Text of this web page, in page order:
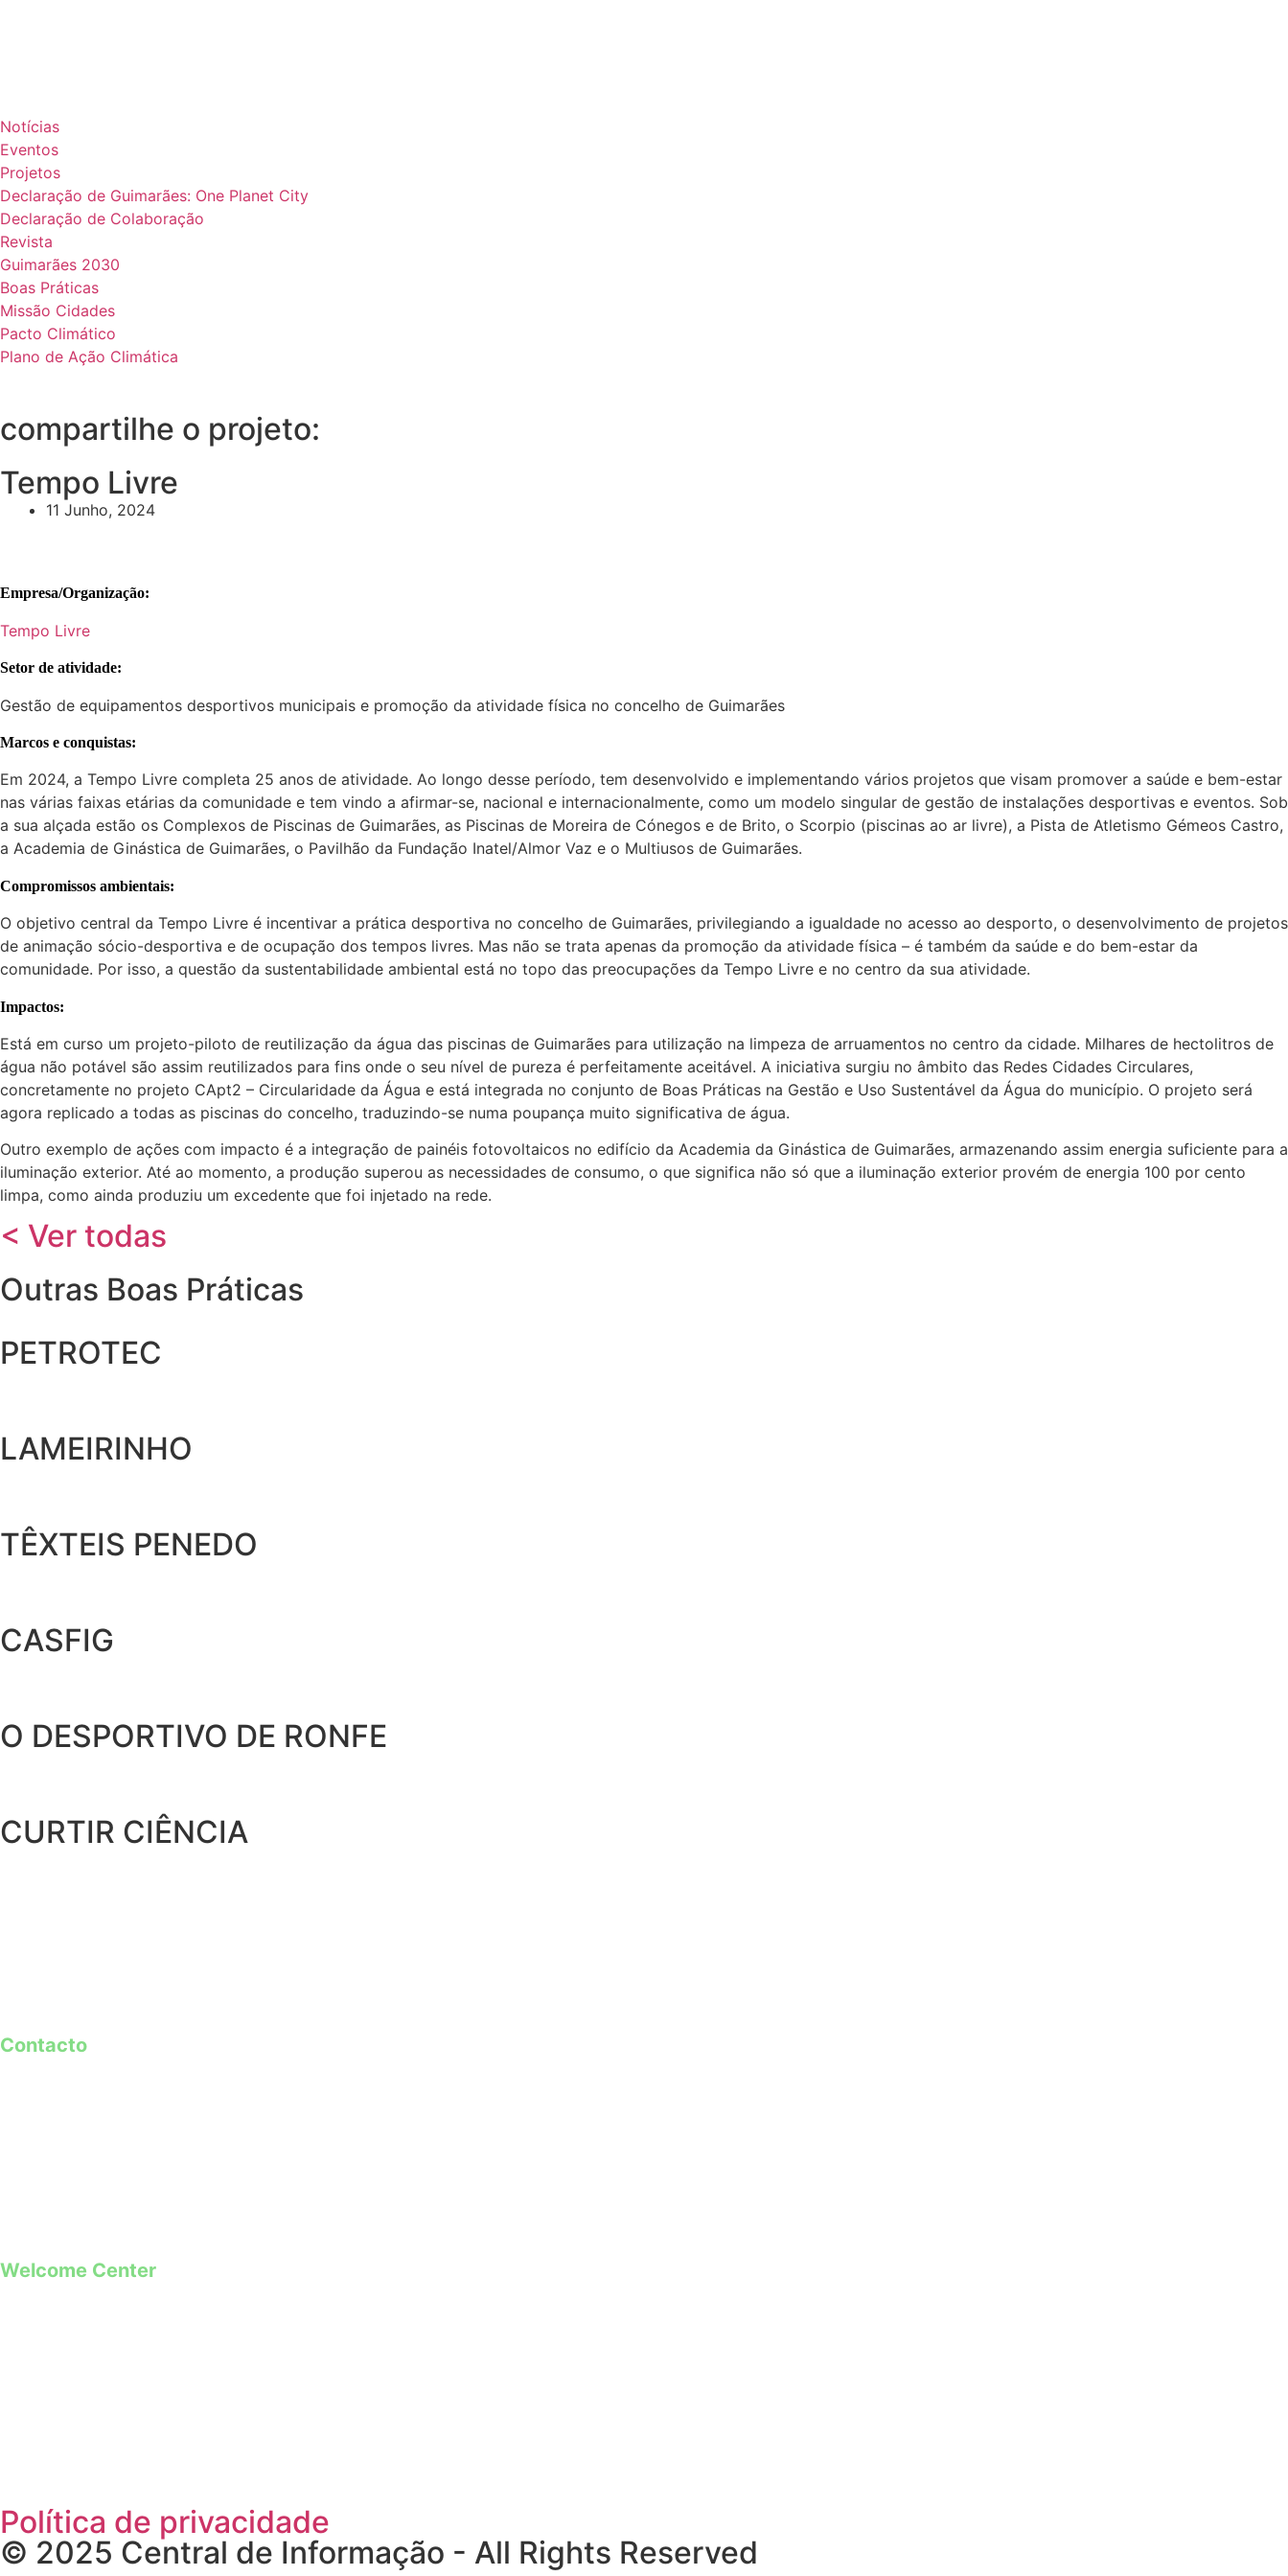
Notícias
Eventos
Projetos
Declaração de Guimarães: One Planet City
Declaração de Colaboração
Revista
Guimarães 2030
Boas Práticas
Missão Cidades
Pacto Climático
Plano de Ação Climática
compartilhe o projeto:
Tempo Livre
11 Junho, 2024
Empresa/Organização:
Tempo Livre
Setor de atividade:
Gestão de equipamentos desportivos municipais e promoção da atividade física no concelho de Guimarães
Marcos e conquistas:
Em 2024, a Tempo Livre completa 25 anos de atividade. Ao longo desse período, tem desenvolvido e implementando vários projetos que visam promover a saúde e bem-estar
nas várias faixas etárias da comunidade e tem vindo a afirmar-se, nacional e internacionalmente, como um modelo singular de gestão de instalações desportivas e eventos. Sob
a sua alçada estão os Complexos de Piscinas de Guimarães, as Piscinas de Moreira de Cónegos e de Brito, o Scorpio (piscinas ao ar livre), a Pista de Atletismo Gémeos Castro,
a Academia de Ginástica de Guimarães, o Pavilhão da Fundação Inatel/Almor Vaz e o Multiusos de Guimarães.
Compromissos ambientais:
O objetivo central da Tempo Livre é incentivar a prática desportiva no concelho de Guimarães, privilegiando a igualdade no acesso ao desporto, o desenvolvimento de projetos
de animação sócio-desportiva e de ocupação dos tempos livres. Mas não se trata apenas da promoção da atividade física – é também da saúde e do bem-estar da
comunidade. Por isso, a questão da sustentabilidade ambiental está no topo das preocupações da Tempo Livre e no centro da sua atividade.
Impactos:
Está em curso um projeto-piloto de reutilização da água das piscinas de Guimarães para utilização na limpeza de arruamentos no centro da cidade. Milhares de hectolitros de
água não potável são assim reutilizados para fins onde o seu nível de pureza é perfeitamente aceitável. A iniciativa surgiu no âmbito das Redes Cidades Circulares,
concretamente no projeto CApt2 – Circularidade da Água e está integrada no conjunto de Boas Práticas na Gestão e Uso Sustentável da Água do município. O projeto será
agora replicado a todas as piscinas do concelho, traduzindo-se numa poupança muito significativa de água.
Outro exemplo de ações com impacto é a integração de painéis fotovoltaicos no edifício da Academia da Ginástica de Guimarães, armazenando assim energia suficiente para a
iluminação exterior. Até ao momento, a produção superou as necessidades de consumo, o que significa não só que a iluminação exterior provém de energia 100 por cento
limpa, como ainda produziu um excedente que foi injetado na rede.
< Ver todas
Outras Boas Práticas
PETROTEC
LAMEIRINHO
TÊXTEIS PENEDO
CASFIG
O DESPORTIVO DE RONFE
CURTIR CIÊNCIA
Contacto
Welcome Center
Política de privacidade
© 2025 Central de Informação - All Rights Reserved